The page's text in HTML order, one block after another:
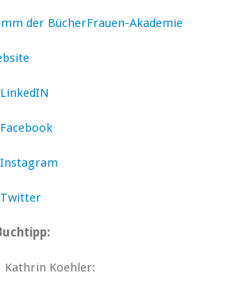
der BücherFrauen-Akademie
Instagram
Twitter
Kathrin Koehler: